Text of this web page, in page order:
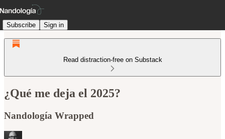
Subscribe Sign in
Read distraction-free on Substack
¿Qué me deja el 2025?
Nandología Wrapped